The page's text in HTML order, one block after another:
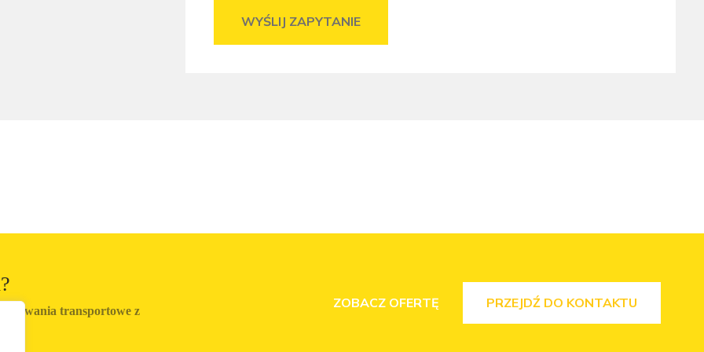
WYŚLIJ ZAPYTANIE
transportowe z
ZOBACZ OFERTĘ PRZEJDŹ DO KONTAKTU